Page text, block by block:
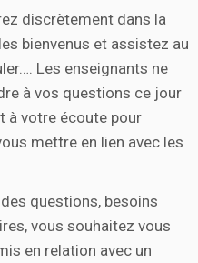
discrètement dans la
bienvenus et assistez au
Les enseignants ne
à vos questions ce jour
à votre écoute pour
mettre en lien avec les
questions, besoins
vous souhaitez vous
en relation avec un